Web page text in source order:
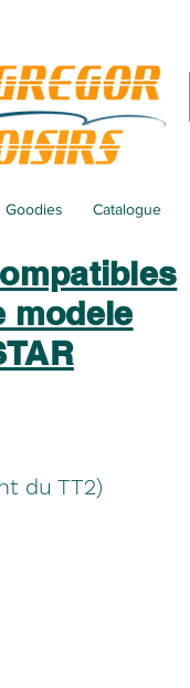
Goodies Catalogue
modele
du TT2)